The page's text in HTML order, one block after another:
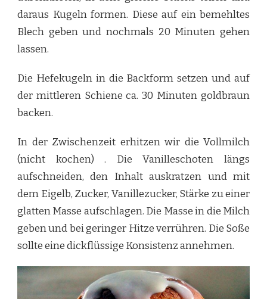
daraus Kugeln formen. Diese auf ein bemehltes
Blech geben und nochmals 20 Minuten gehen
lassen.
Die Hefekugeln in die Backform setzen und auf
der mittleren Schiene ca. 30 Minuten goldbraun
backen.
In der Zwischenzeit erhitzen wir die Vollmilch
(nicht kochen) . Die Vanilleschoten längs
aufschneiden, den Inhalt auskratzen und mit
dem Eigelb, Zucker, Vanillezucker, Stärke zu einer
glatten Masse aufschlagen. Die Masse in die Milch
geben und bei geringer Hitze verrühren. Die Soße
sollte eine dickflüssige Konsistenz annehmen.